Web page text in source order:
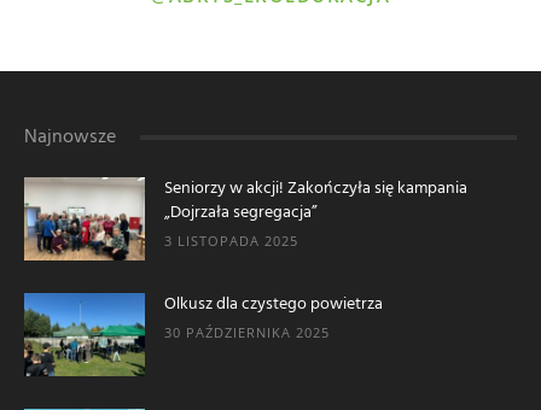
Najnowsze
Seniorzy w akcji! Zakończyła się kampania
„Dojrzała segregacja”
3 LISTOPADA 2025
Olkusz dla czystego powietrza
30 PAŹDZIERNIKA 2025